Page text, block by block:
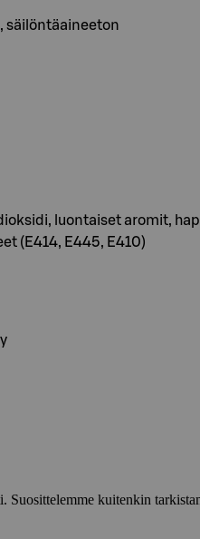
säilöntäaineeton
luontaiset aromit,
(E414, E445, E410)
kuitenkin